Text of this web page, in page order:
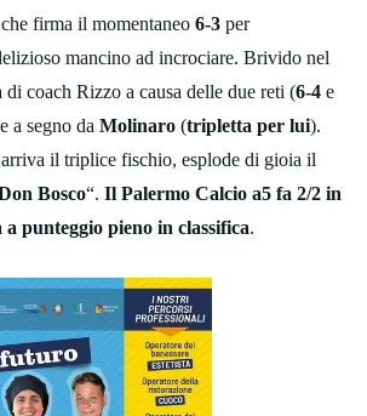
che firma il momentaneo 6-3 per
mancino ad incrociare. Brivido nel
di coach Rizzo a causa delle due reti (6-4 e
a segno da Molinaro (tripletta per lui).
il triplice fischio, esplode di gioia il
Bosco“. Il Palermo Calcio a5 fa 2/2 in
a punteggio pieno in classifica.